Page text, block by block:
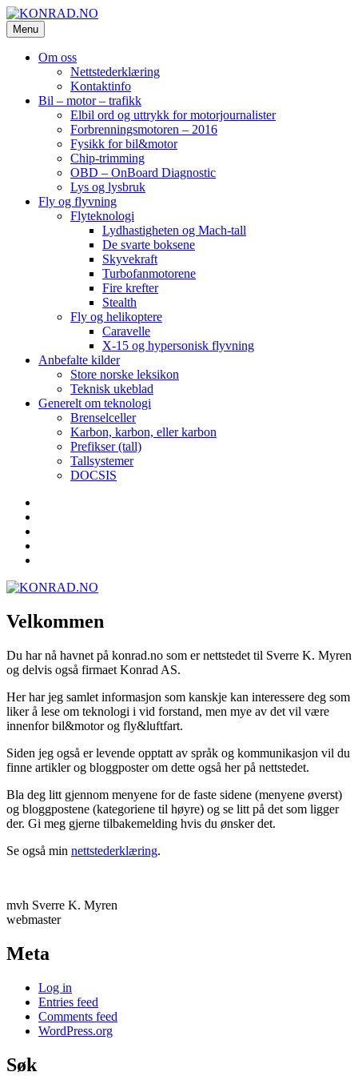
Skip
to
content
KONRAD.NO
konrad-web – konrad-blogg – Konrad AS
Menu
Om oss
Nettstederklæring
Kontaktinfo
Bil – motor – trafikk
Elbil ord og uttrykk for motorjournalister
Forbrenningsmotoren – 2016
Fysikk for bil&motor
Chip-trimming
OBD – OnBoard Diagnostic
Lys og lysbruk
Fly og flyvning
Flyteknologi
Lydhastigheten og Mach-tall
De svarte boksene
Skyvekraft
Turbofanmotorene
Fire krefter
Stealth
Fly og helikoptere
Caravelle
X-15 og hypersonisk flyvning
Anbefalte kilder
Store norske leksikon
Teknisk ukeblad
Generelt om teknologi
Brenselceller
Karbon, karbon, eller karbon
Prefikser (tall)
Tallsystemer
DOCSIS
Velkommen
Du har nå havnet på konrad.no som er nettstedet til Sverre K. Myren
og delvis også firmaet Konrad AS.
Her har jeg samlet informasjon som kanskje kan interessere deg som
liker å lese om teknologi i vid forstand, men mye av det vil være
innenfor bil&motor og fly&luftfart.
Siden jeg også er levende opptatt av språk og kommunikasjon vil du
finne artikler og bloggposter om dette også her på nettstedet.
Bla deg litt gjennom menyene for de faste sidene (menyene øverst)
og bloggpostene (kategoriene til høyre) og se litt på det som ligger
der. Gi meg gjerne tilbakemelding hvis du ønsker det.
Se også min nettstederklæring.
mvh Sverre K. Myren
webmaster
Meta
Log in
Entries feed
Comments feed
WordPress.org
Søk